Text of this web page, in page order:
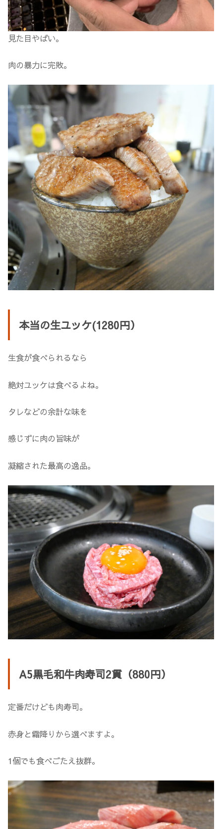
見た目やばい。
肉の暴力に完敗。
本当の生ユッケ(1280円）
生食が食べられるなら
絶対ユッケは食べるよね。
タレなどの余計な味を
感じずに肉の旨味が
凝縮された最高の逸品。
A5黒毛和牛肉寿司2貫（880円）
定番だけども肉寿司。
赤身と霜降りから選べますよ。
1個でも食べごたえ抜群。